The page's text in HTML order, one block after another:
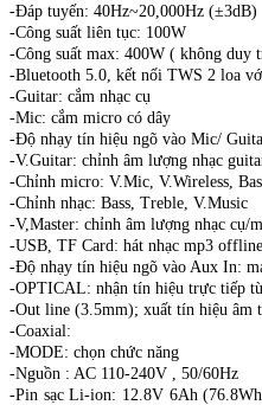
-Đáp tuyến: 40Hz~20,000Hz (±3dB)
-Công suất liên tục: 100W
-Công suất max: 400W ( không duy
-Bluetooth 5.0, kết nối TWS 2 loa
-Guitar: cắm nhạc cụ
-Mic: cắm micro có dây
-Độ nhạy tín hiệu ngõ vào Mic/
-V.Guitar: chỉnh âm lượng nhạc
-Chỉnh micro: V.Mic, V.Wireless,
-Chỉnh nhạc: Bass, Treble, V.Music
-V,Master: chỉnh âm lượng nhạc cụ/
-USB, TF Card: hát nhạc mp3 offline
-Độ nhạy tín hiệu ngõ vào Aux In:
-OPTICAL: nhận tín hiệu trực tiếp
-Out line (3.5mm); xuất tín hiệu âm
-Coaxial:
-MODE: chọn chức năng
-Nguồn : AC 110-240V , 50/60Hz
-Pin sạc Li-ion: 12.8V 6Ah